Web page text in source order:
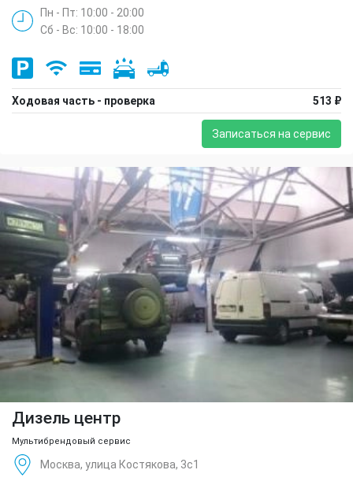
Пн - Пт: 10:00 - 20:00
Сб - Вс: 10:00 - 18:00
Ходовая часть - проверка 513 ₽
Записаться на сервис
Дизель центр
Мультибрендовый сервис
Москва, улица Костякова, 3с1